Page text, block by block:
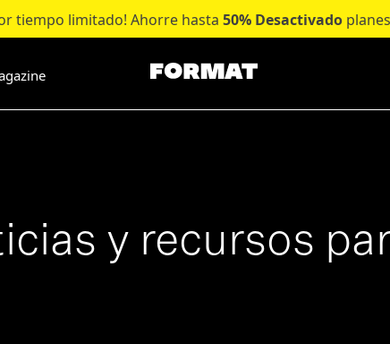
tiempo limitado! Ahorre hasta 50% Desactivado
y recursos